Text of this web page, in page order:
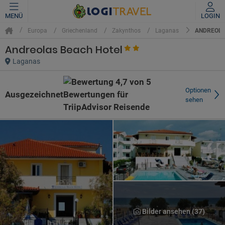
MENÜ LOGIN
Europa Griechenland Zakynthos Laganas
Andreolas Beach Hotel
Laganas
Ausgezeichnet
Optionen
sehen
Bilder ansehen (37)